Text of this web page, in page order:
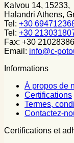
Kalvou 14, 15233,
Halandri Athens,
Tel: +30
Tel: +30
Fax: +30
Email: info@c-
Informations
À propos de
Certifications
Termes,
Contactez-
Certifications et